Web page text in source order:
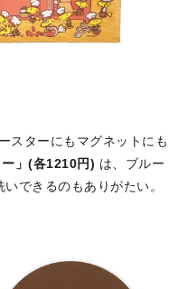
スターにもマグネットにも
ー」(各1210円) は、ブルー
できるのもありがたい。